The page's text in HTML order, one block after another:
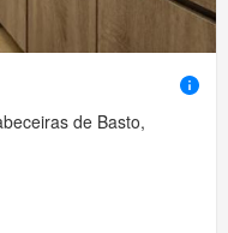
de Basto,